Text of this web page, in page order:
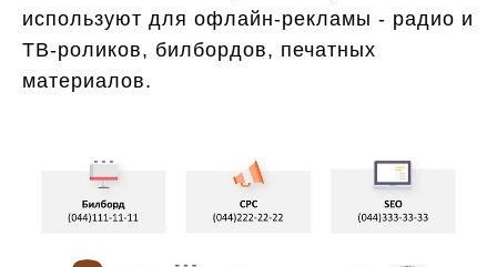
используют для офлайн-рекламы - радио и
ТВ-роликов, билбордов, печатных
материалов.